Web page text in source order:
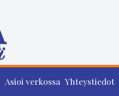
Asioi verkossa Yhteystiedot